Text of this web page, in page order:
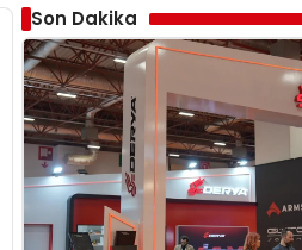
Son Dakika